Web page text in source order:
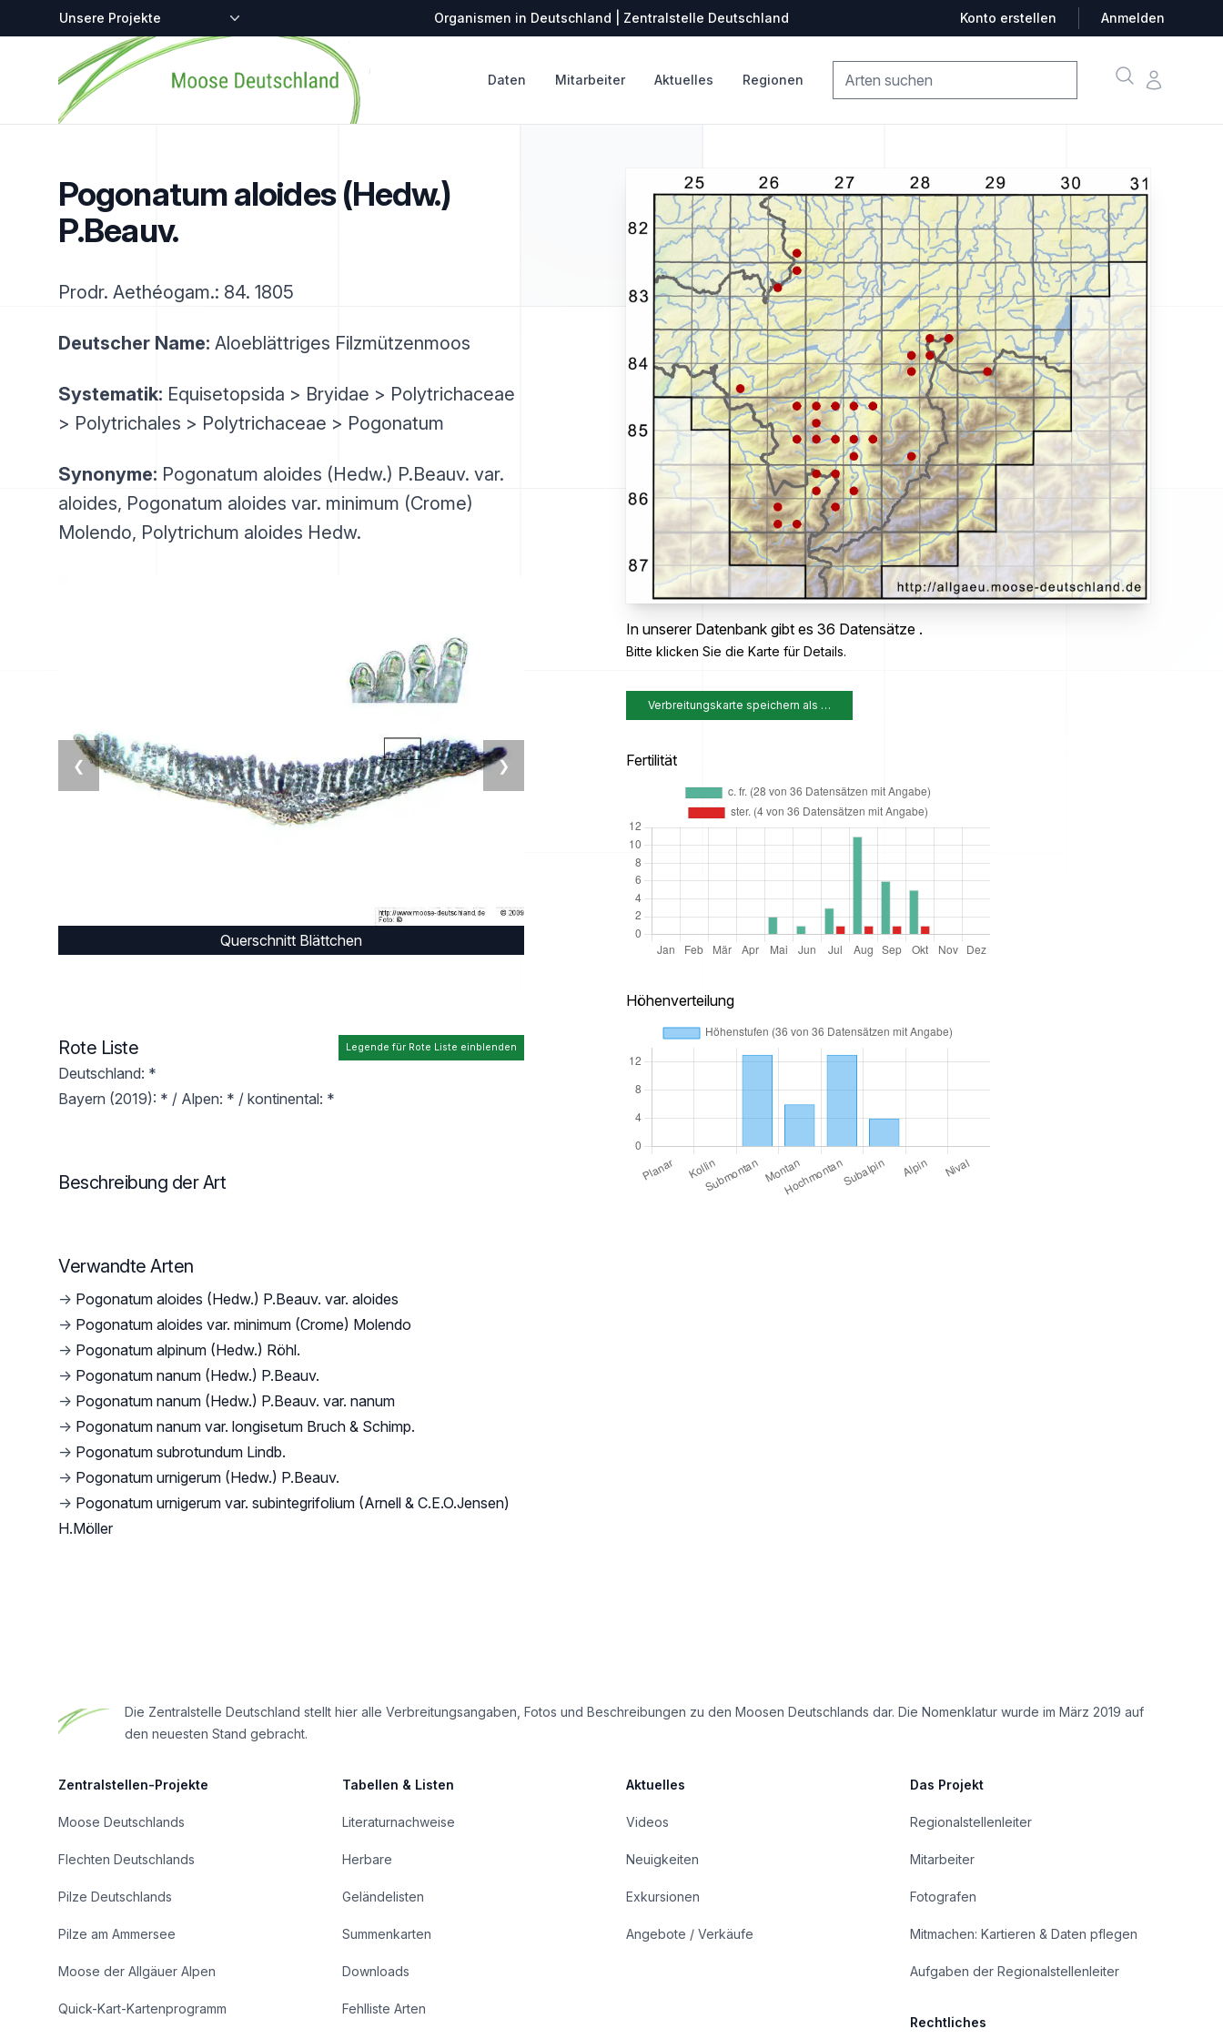
Zentralstellen-Projekte Organismen in Deutschland | Zentralstelle Deutschland Konto erstellen Anmelden
Startseite
Daten Mitarbeiter Aktuelles Regionen SucheKonto
Pogonatum aloides (Hedw.)
P.Beauv.
Prodr. Aethéogam.: 84. 1805
Deutscher Name: Aloeblättriges Filzmützenmoos
Systematik: Equisetopsida > Bryidae > Polytrichaceae
> Polytrichales > Polytrichaceae > Pogonatum
Synonyme: Pogonatum aloides (Hedw.) P.Beauv. var.
aloides, Pogonatum aloides var. minimum (Crome)
Molendo, Polytrichum aloides Hedw.
Querschnitt Blättchen
❮ ❯
In unserer Datenbank gibt es 36 Datensätze .
Bitte klicken Sie die Karte für Details.
Verbreitungskarte speichern als …
Fertilität
Höhenverteilung
Legende für Rote Liste einblenden
Rote Liste
Deutschland: *
Bayern (2019): * / Alpen: * / kontinental: *
Beschreibung der Art
Verwandte Arten
→ Pogonatum aloides (Hedw.) P.Beauv. var. aloides
→ Pogonatum aloides var. minimum (Crome) Molendo
→ Pogonatum alpinum (Hedw.) Röhl.
→ Pogonatum nanum (Hedw.) P.Beauv.
→ Pogonatum nanum (Hedw.) P.Beauv. var. nanum
→ Pogonatum nanum var. longisetum Bruch & Schimp.
→ Pogonatum subrotundum Lindb.
→ Pogonatum urnigerum (Hedw.) P.Beauv.
→ Pogonatum urnigerum var. subintegrifolium (Arnell & C.E.O.Jensen)
H.Möller
Die Zentralstelle Deutschland stellt hier alle Verbreitungsangaben, Fotos und Beschreibungen zu den Moosen Deutschlands dar. Die Nomenklatur wurde im März 2019 auf
den neuesten Stand gebracht.
Zentralstellen-Projekte
Moose Deutschlands
Flechten Deutschlands
Pilze Deutschlands
Pilze am Ammersee
Moose der Allgäuer Alpen
Quick-Kart-Kartenprogramm
Tabellen & Listen
Literaturnachweise
Herbare
Geländelisten
Summenkarten
Downloads
Fehlliste Arten
Aktuelles
Videos
Neuigkeiten
Exkursionen
Angebote / Verkäufe
Das Projekt
Regionalstellenleiter
Mitarbeiter
Fotografen
Mitmachen: Kartieren & Daten pflegen
Aufgaben der Regionalstellenleiter
Rechtliches